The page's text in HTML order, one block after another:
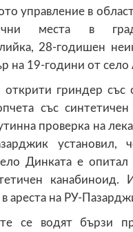
управление в
места в
28-годишен
на 19-години от село
гриндер със
със
проверка на
установил,
Динката е
канабиноид.
ареста на РУ-
се водят бързи